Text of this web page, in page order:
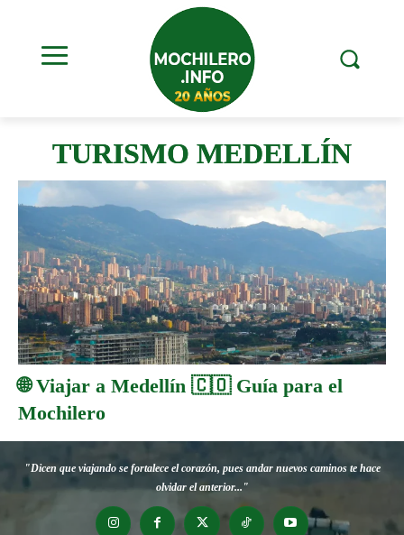
TURISMO MEDELLÍN
🌐 Viajar a Medellín 🇨🇴 Guía para el
Mochilero
"Dicen que viajando se fortalece el corazón, pues andar nuevos caminos te hace
olvidar el anterior..."